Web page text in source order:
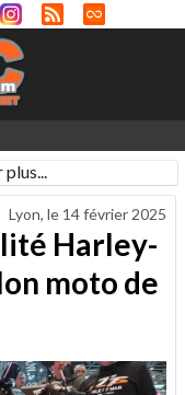
plus...
Lyon, le 14 février 2025
Harley-
moto de